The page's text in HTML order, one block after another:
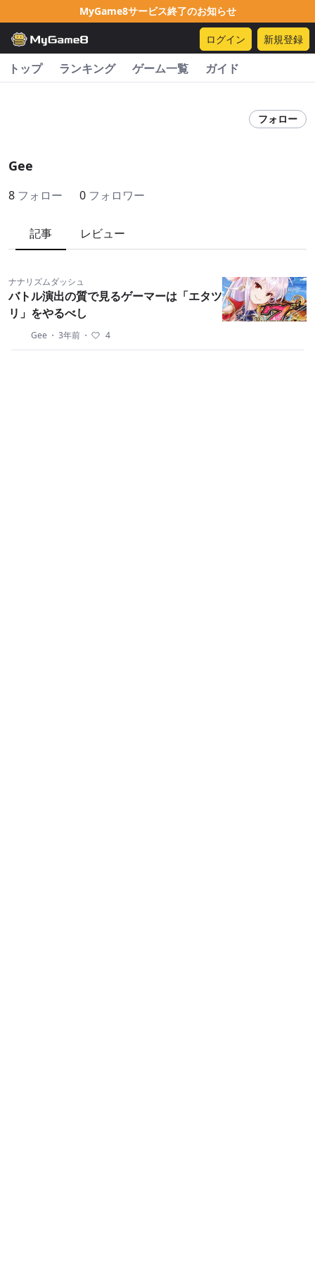
MyGame8サービス終了のお知らせ
ログイン 新規登録
トップ ランキング ゲーム一覧 ガイド
フォロー
Gee
8 フォロー 0 フォロワー
記事 レビュー
ナナリズムダッシュ
バトル演出の質で見るゲーマーは「エタツ
リ」をやるべし
Gee ・ 3年前 ・ 4